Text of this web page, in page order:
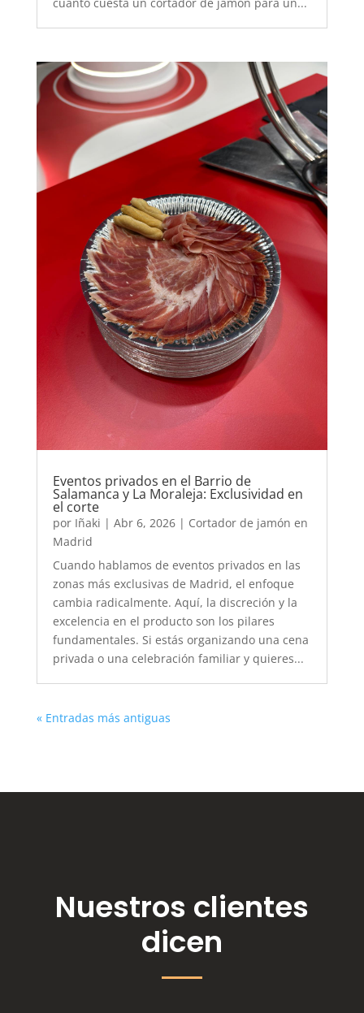
Eventos privados en el Barrio de
Salamanca y La Moraleja: Exclusividad en
el corte
por Iñaki | Abr 6, 2026| Cortador de jamón en
Madrid
Cuando hablamos de eventos privados en las
zonas más exclusivas de Madrid, el enfoque
cambia radicalmente. Aquí, la discreción y la
excelencia en el producto son los pilares
fundamentales. Si estás organizando una cena
privada o una celebración familiar y quieres...
« Entradas más antiguas
Nuestros clientes
dicen